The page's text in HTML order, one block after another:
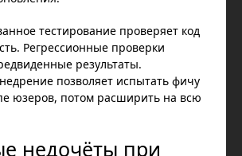
тестирование проверяет код
Регрессионные проверки
результаты.
позволяет испытать фичу
юзеров, потом расширить на всю
недочёты при